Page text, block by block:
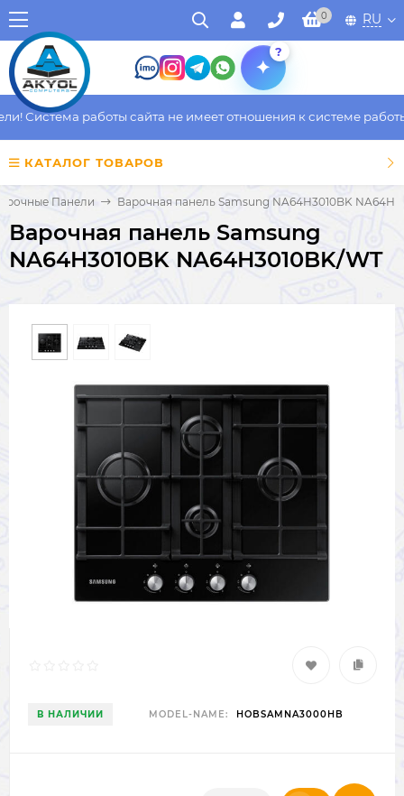
0 RU
?
Система работы сайта не имеет отношения к системе
КАТАЛОГ ТОВАРОВ
Панели Варочная панель Samsung NA64H3010BK
Варочная панель Samsung
NA64H3010BK NA64H3010BK/WT
В НАЛИЧИИ MODEL-NAME: HOBSAMNA3000HB